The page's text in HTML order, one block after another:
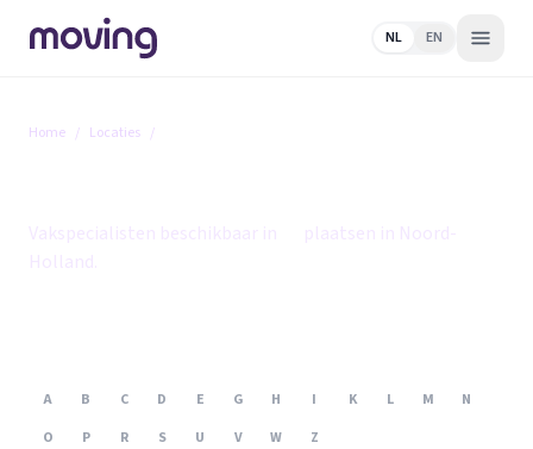
NL EN
Home / Locaties /
A B C D E G H I K L M
N
O
P R S U V W Z